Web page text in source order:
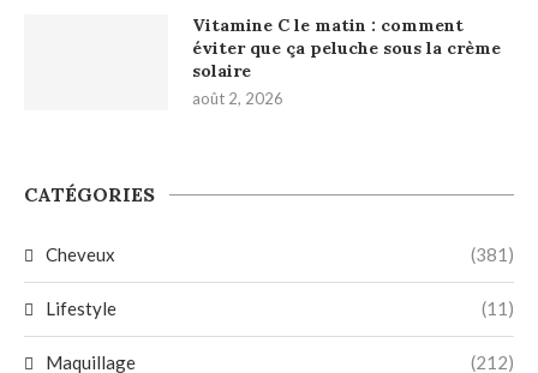
Vitamine C le matin : comment
éviter que ça peluche sous la crème
solaire
août 2, 2026
CATÉGORIES
Cheveux (381)
Lifestyle (11)
Maquillage (212)